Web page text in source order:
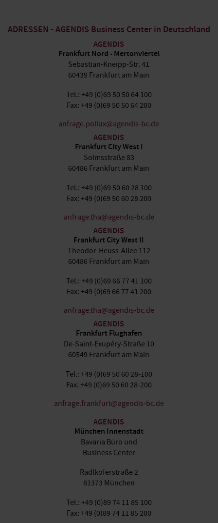
ADRESSEN - AGENDIS Business Center in Deutschland
AGENDIS
Frankfurt Nord - Mertonviertel
Sebastian-Kneipp-Str. 41
60439 Frankfurt am Main
Tel.: +49 (0)69 50 50 64 100
Fax: +49 (0)69 50 50 64 200
anfrage.pollux@agendis-bc.de
AGENDIS
Frankfurt City West I
Solmsstraße 83
60486 Frankfurt am Main
Tel.: +49 (0)69 50 60 28 100
Fax: +49 (0)69 50 60 28 200
anfrage.tha@agendis-bc.de
AGENDIS
Frankfurt City West II
Theodor-Heuss-Allee 112
60486 Frankfurt am Main
Tel.: +49 (0)69 66 77 41 100
Fax: +49 (0)69 66 77 41 200
anfrage.tha@agendis-bc.de
AGENDIS
Frankfurt Flughafen
De-Saint-Exupéry-Straße 10
60549 Frankfurt am Main
Tel.: +49 (0)69 50 60 28-100
Fax: +49 (0)69 50 60 28-200
anfrage.frankfurt@agendis-bc.de
AGENDIS
München Innenstadt
Bavaria Büro und
Business Center
Radlkoferstraße 2
81373 München
Tel.: +49 (0)89 74 11 85 100
Fax: +49 (0)89 74 11 85 200